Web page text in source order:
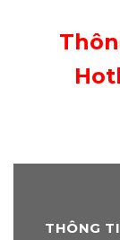
THÔNG